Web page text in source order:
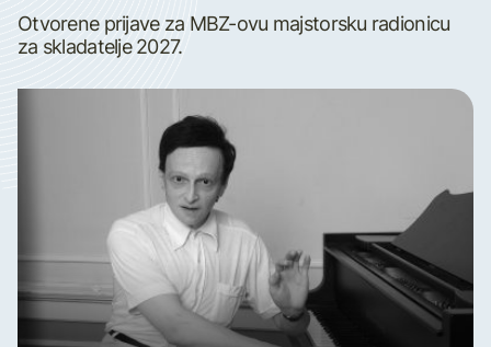
Otvorene prijave za MBZ-ovu majstorsku radionicu
za skladatelje 2027.